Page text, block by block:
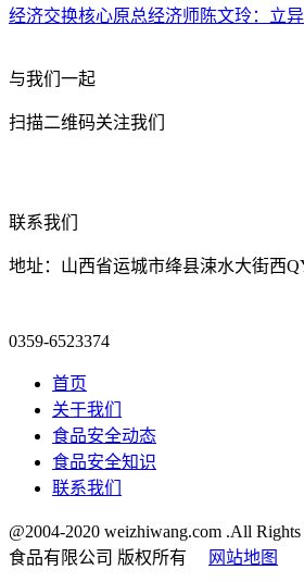
经济交换核心原总经济师陈文玲：立异
与我们一起
扫描二维码关注我们
联系我们
地址：山西省运城市绛县涑水大街西
0359-6523374
首页
关于我们
食品安全动态
食品安全知识
联系我们
@2004-2020 weizhiwang.com .All
食品有限公司 版权所有
网站地图